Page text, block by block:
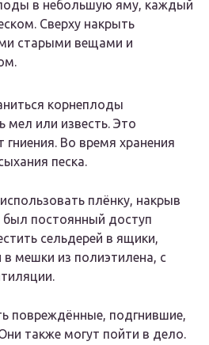
в небольшую яму, каждый
Сверху накрыть
старыми вещами и
корнеплоды
мел или известь. Это
Во время хранения
песка.
плёнку, накрыв
постоянный доступ
сельдерей в ящики,
мешки из полиэтилена, с
повреждённые, подгнившие,
также могут пойти в дело.